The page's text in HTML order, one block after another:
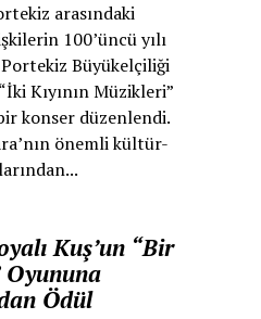
arasındaki
100’üncü yılı
Portekiz Büyükelçiliği
Kıyının Müzikleri”
konser düzenlendi.
önemli kültür-
Kuş’un “Bir
Ödül